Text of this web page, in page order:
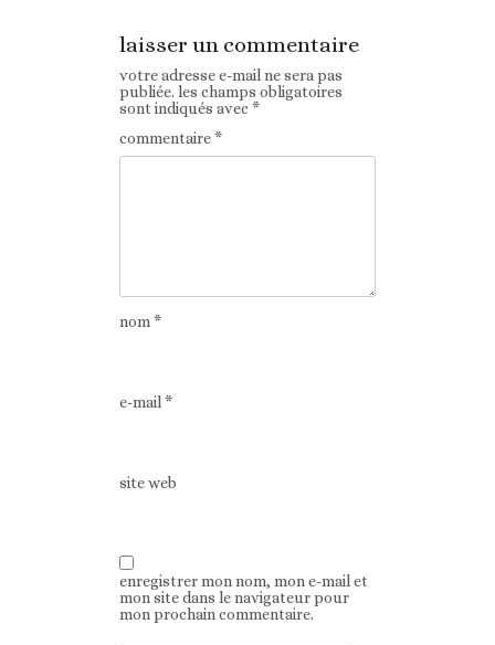
laisser un commentaire
votre adresse e-mail ne sera pas
publiée. les champs obligatoires
sont indiqués avec*
commentaire*
nom*
e-mail*
site web
enregistrer mon nom, mon e-mail et
mon site dans le navigateur pour
mon prochain commentaire.